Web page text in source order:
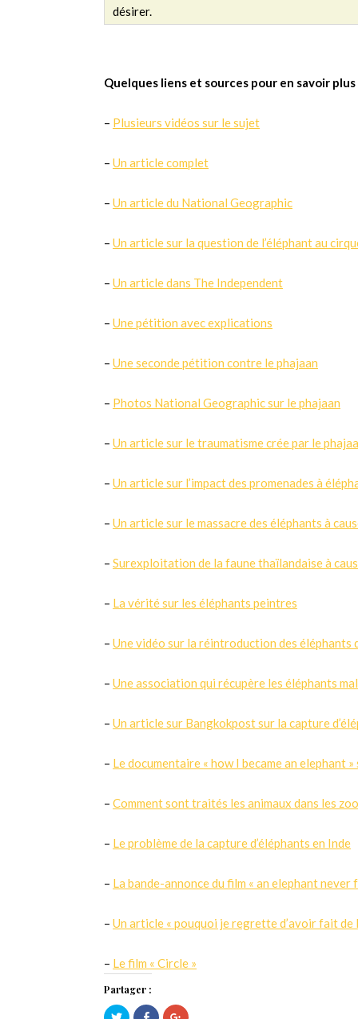
désirer.
Quelques liens et sources pour en savoir plus
– Plusieurs vidéos sur le sujet
– Un article complet
– Un article du National Geographic
– Un article sur la question de l’éléphant au
– Un article dans The Independent
– Une pétition avec explications
– Une seconde pétition contre le phajaan
– Photos National Geographic sur le phajaan
– Un article sur le traumatisme crée par le
– Un article sur l’impact des promenades à
– Un article sur le massacre des éléphants à
– Surexploitation de la faune thaïlandaise à
– La vérité sur les éléphants peintres
– Une vidéo sur la réintroduction des éléphants
– Une association qui récupère les éléphants
– Un article sur Bangkokpost sur la capture
– Le documentaire « how I became an elephant
– Comment sont traités les animaux dans les
– Le problème de la capture d’éléphants en Inde
– La bande-annonce du film « an elephant never
– Un article « pouquoi je regrette d’avoir fait de
– Le film « Circle »
Partager :
Cliquez Cliquez Cliquez